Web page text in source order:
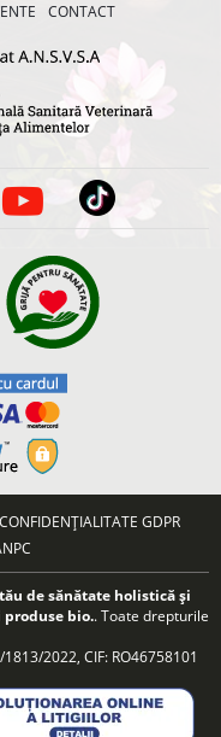
CONTACT
CONFIDENȚIALITATE GDPR
de sănătate holistică și
bio.. Toate drepturile
2022, CIF: RO46758101